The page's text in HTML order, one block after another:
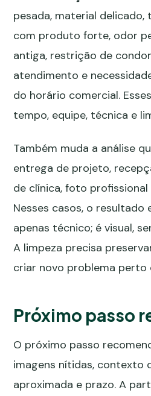
pesada, material
com produto forte, odor
antiga, restrição de
atendimento e
do horário comercial.
tempo, equipe, técnica e
Também muda a análise
entrega de projeto,
de clínica, foto
Nesses casos, o resultado
apenas técnico; é visual,
A limpeza precisa
criar novo problema perto
Próximo passo
O próximo passo
imagens nítidas, contexto
aproximada e prazo. A